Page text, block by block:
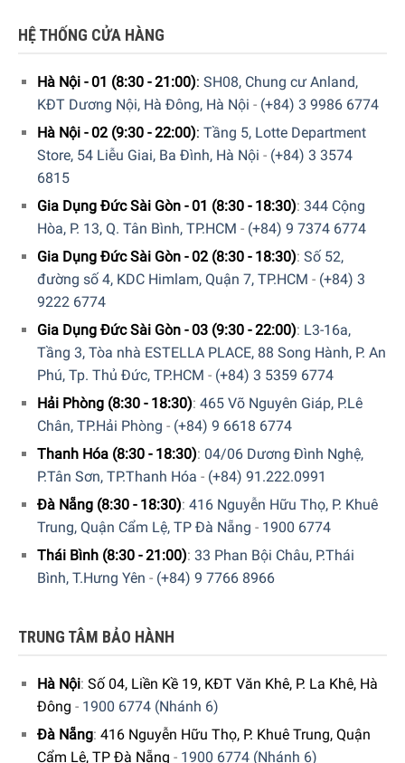
HỆ THỐNG CỬA HÀNG
Hà Nội - 01 (8:30 - 21:00): SH08, Chung cư Anland,
KĐT Dương Nội, Hà Đông, Hà Nội - (+84) 3 9986 6774
Hà Nội - 02 (9:30 - 22:00): Tầng 5, Lotte Department
Store, 54 Liễu Giai, Ba Đình, Hà Nội - (+84) 3 3574
6815
Gia Dụng Đức Sài Gòn - 01 (8:30 - 18:30): 344 Cộng
Hòa, P. 13, Q. Tân Bình, TP.HCM - (+84) 9 7374 6774
Gia Dụng Đức Sài Gòn - 02 (8:30 - 18:30): Số 52,
đường số 4, KDC Himlam, Quận 7, TP.HCM - (+84) 3
9222 6774
Gia Dụng Đức Sài Gòn - 03 (9:30 - 22:00): L3-16a,
Tầng 3, Tòa nhà ESTELLA PLACE, 88 Song Hành, P. An
Phú, Tp. Thủ Đức, TP.HCM - (+84) 3 5359 6774
Hải Phòng (8:30 - 18:30): 465 Võ Nguyên Giáp, P.Lê
Chân, TP.Hải Phòng - (+84) 9 6618 6774
Thanh Hóa (8:30 - 18:30): 04/06 Dương Đình Nghệ,
P.Tân Sơn, TP.Thanh Hóa - (+84) 91.222.0991
Đà Nẵng (8:30 - 18:30): 416 Nguyễn Hữu Thọ, P. Khuê
Trung, Quận Cẩm Lệ, TP Đà Nẵng - 1900 6774
Thái Bình (8:30 - 21:00): 33 Phan Bội Châu, P.Thái
Bình, T.Hưng Yên - (+84) 9 7766 8966
TRUNG TÂM BẢO HÀNH
Hà Nội: Số 04, Liền Kề 19, KĐT Văn Khê, P. La Khê, Hà
Đông - 1900 6774 (Nhánh 6)
Đà Nẵng: 416 Nguyễn Hữu Thọ, P. Khuê Trung, Quận
Cẩm Lệ, TP Đà Nẵng - 1900 6774 (Nhánh 6)